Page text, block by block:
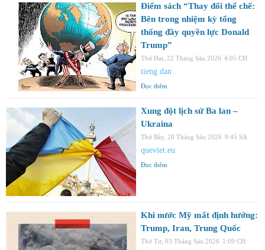
Điểm sách “Thay đổi thể chế:
Bên trong nhiệm kỳ tổng
thống đầy quyền lực Donald
Trump”
Thứ Hai, 22 Tháng Sáu 2026 4:05 CH
tieng dan
Đọc thêm
Xung đột lịch sử Ba lan –
Ukraina
Thứ Bảy, 20 Tháng Sáu 2026 9:45 SA
queviet.eu
Đọc thêm
Khi nước Mỹ mất định hướng:
Trump, Iran, Trung Quốc
Thứ Tư, 03 Tháng Sáu 2026 1:09 CH